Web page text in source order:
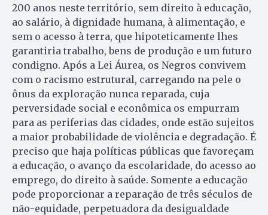
200 anos neste território, sem direito à educação,
ao salário, à dignidade humana, à alimentação, e
sem o acesso à terra, que hipoteticamente lhes
garantiria trabalho, bens de produção e um futuro
condigno. Após a Lei Áurea, os Negros convivem
com o racismo estrutural, carregando na pele o
ônus da exploração nunca reparada, cuja
perversidade social e econômica os empurram
para as periferias das cidades, onde estão sujeitos
a maior probabilidade de violência e degradação. É
preciso que haja políticas públicas que favoreçam
a educação, o avanço da escolaridade, do acesso ao
emprego, do direito à saúde. Somente a educação
pode proporcionar a reparação de três séculos de
não-equidade, perpetuadora da desigualdade